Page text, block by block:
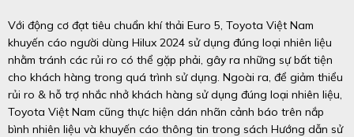
Với động cơ đạt tiêu chuẩn khí thải Euro 5, Toyota Việt Nam
khuyến cáo người dùng Hilux 2024 sử dụng đúng loại nhiên liệu
nhằm tránh các rủi ro có thể gặp phải, gây ra những sự bất tiện
cho khách hàng trong quá trình sử dụng. Ngoài ra, để giảm thiểu
rủi ro & hỗ trợ nhắc nhở khách hàng sử dụng đúng loại nhiên liệu,
Toyota Việt Nam cũng thực hiện dán nhãn cảnh báo trên nắp
bình nhiên liệu và khuyến cáo thông tin trong sách Hướng dẫn sử